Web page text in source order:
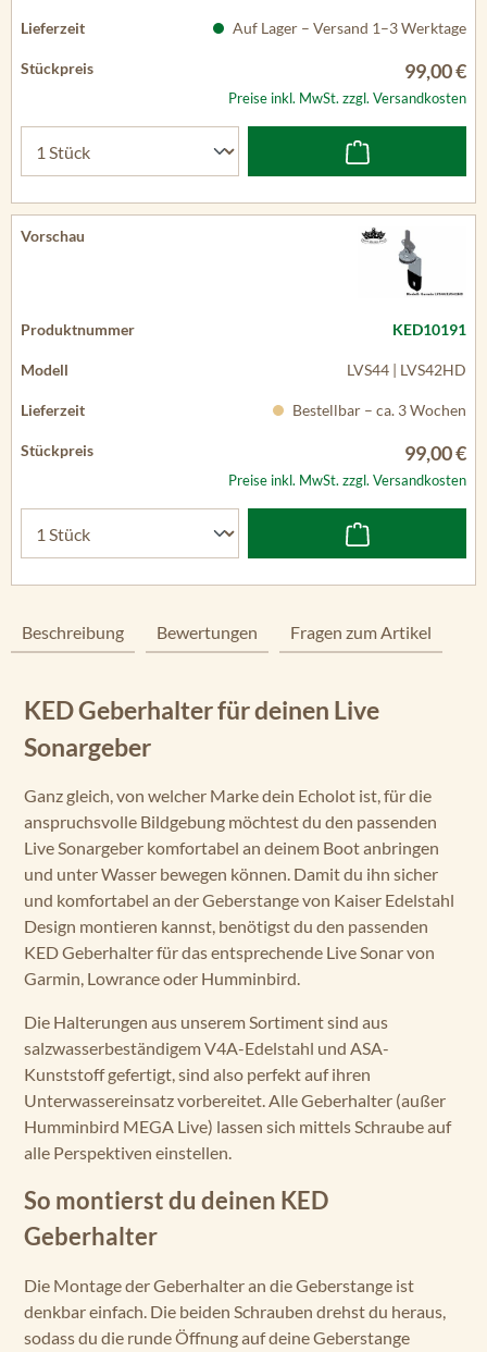
Auf Lager – Versand 1–3 Werktage
99,00 €
Preise inkl. MwSt. zzgl. Versandkosten
KED10191
LVS44 | LVS42HD
Bestellbar – ca. 3 Wochen
99,00 €
Preise inkl. MwSt. zzgl. Versandkosten
Beschreibung Bewertungen Fragen zum Artikel
KED Geberhalter für deinen Live
Sonargeber
Ganz gleich, von welcher Marke dein Echolot ist, für die
anspruchsvolle Bildgebung möchtest du den passenden
Live Sonargeber komfortabel an deinem Boot anbringen
und unter Wasser bewegen können. Damit du ihn sicher
und komfortabel an der Geberstange von Kaiser Edelstahl
Design montieren kannst, benötigst du den passenden
KED Geberhalter für das entsprechende Live Sonar von
Garmin, Lowrance oder Humminbird.
Die Halterungen aus unserem Sortiment sind aus
salzwasserbeständigem V4A-Edelstahl und ASA-
Kunststoff gefertigt, sind also perfekt auf ihren
Unterwassereinsatz vorbereitet. Alle Geberhalter (außer
Humminbird MEGA Live) lassen sich mittels Schraube auf
alle Perspektiven einstellen.
So montierst du deinen KED
Geberhalter
Die Montage der Geberhalter an die Geberstange ist
denkbar einfach. Die beiden Schrauben drehst du heraus,
sodass du die runde Öffnung auf deine Geberstange